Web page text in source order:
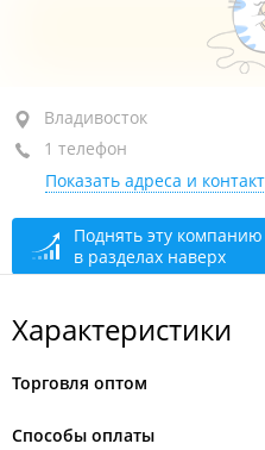
ул. Рыбацкая, 56 стр. 1
+7 (423) 238-38-63
сегодня закрыто
Владивосток
1 телефон
Показать адреса и
Поднять эту компанию
в разделах наверх
Характеристики
Торговля оптом
Способы оплаты